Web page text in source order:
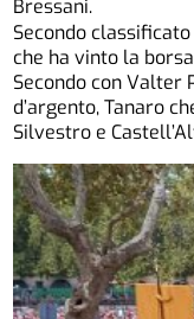
Bressani.
Secondo
che ha vinto la
Secondo con Valter
d’argento, Tanaro
Silvestro e